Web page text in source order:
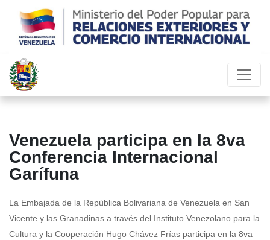
Venezuela participa en la 8va
Conferencia Internacional
Garífuna
La Embajada de la República Bolivariana de Venezuela en San
Vicente y las Granadinas a través del Instituto Venezolano para la
Cultura y la Cooperación Hugo Chávez Frías participa en la 8va